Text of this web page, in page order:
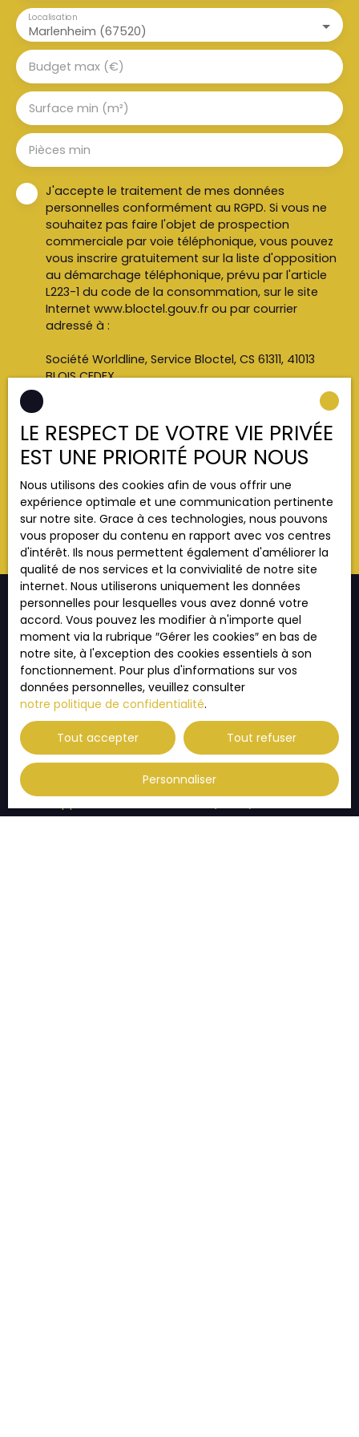
cfuchs@anovaimmo. fr Les informations sur les
risques auxquels ce bien est exposé sont
disponibles sur le site Géorisques : www.
georisques. gouv. fr
Marlenheim (67520)
Localisation
Budget max (€)
Surface min (m²)
Pièces min
J'accepte le traitement de mes données
personnelles conformément au RGPD. Si vous ne
souhaitez pas faire l'objet de prospection
commerciale par voie téléphonique, vous pouvez
vous inscrire gratuitement sur la liste d'opposition
au démarchage téléphonique, prévu par l'article
L223-1 du code de la consommation, sur le site
Internet www.bloctel.gouv.fr ou par courrier
adressé à :
Société Worldline, Service Bloctel, CS 61311, 41013
BLOIS CEDEX.
données personnelles, veuillez consulter notre
politique de confidentialité
Recevoir des annonces
JE RECHERCHE UN BIEN
Vente appartement Strasbourg (67000)
Vente appartement Strasbourg (67200)
Vente appartement Illkirch-Graffenstaden (67400)
Vente appartement Thann (68800)
Vente appartement Habsheim (68440)
LE RESPECT DE VOTRE VIE PRIVÉE
EST UNE PRIORITÉ POUR NOUS
Nous utilisons des cookies afin de vous offrir une
expérience optimale et une communication pertinente
sur notre site. Grace à ces technologies, nous pouvons
vous proposer du contenu en rapport avec vos centres
d'intérêt. Ils nous permettent également d'améliorer la
qualité de nos services et la convivialité de notre site
internet. Nous utiliserons uniquement les données
personnelles pour lesquelles vous avez donné votre
accord. Vous pouvez les modifier à n'importe quel
moment via la rubrique ″Gérer les cookies″ en bas de
notre site, à l'exception des cookies essentiels à son
fonctionnement. Pour plus d'informations sur vos
données personnelles, veuillez consulter
notre politique de confidentialité.
Tout accepter Tout refuser
Personnaliser